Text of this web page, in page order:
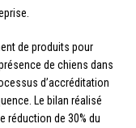
de produits pour
de chiens dans
d’accréditation
Le bilan réalisé
réduction de 30% du